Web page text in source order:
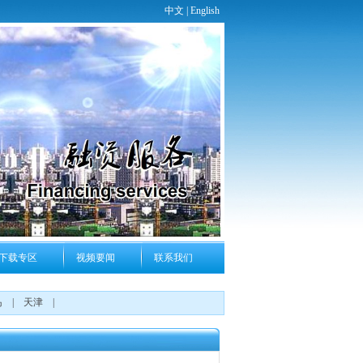
中文 | English
载专区 视频要闻 联系我们
天津